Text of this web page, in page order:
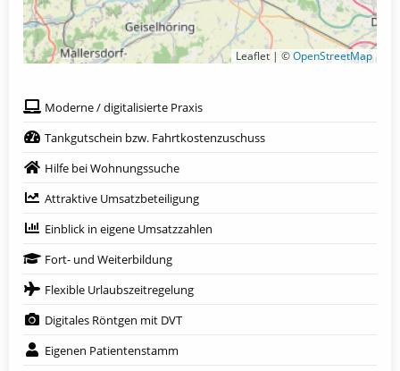
Leaflet | ©OpenStreetMap
Moderne / digitalisierte Praxis
Tankgutschein bzw. Fahrtkostenzuschuss
Hilfe bei Wohnungssuche
Attraktive Umsatzbeteiligung
Einblick in eigene Umsatzzahlen
Fort- und Weiterbildung
Flexible Urlaubszeitregelung
Digitales Röntgen mit DVT
Eigenen Patientenstamm